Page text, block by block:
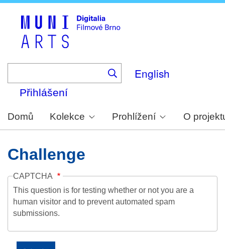
English
Přihlášení
Domů Kolekce Prohlížení O
Challenge
CAPTCHA
This question is for testing whether or not you are a
human visitor and to prevent automated spam
submissions.